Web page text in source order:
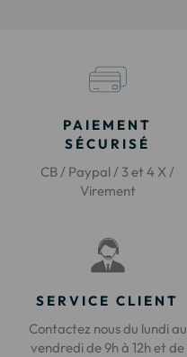
PAIEMENT
SÉCURISÉ
CB / Paypal / 3 et 4 X /
Virement
SERVICE CLIENT
Contactez nous du lundi au
vendredi de 9h à 12h et de